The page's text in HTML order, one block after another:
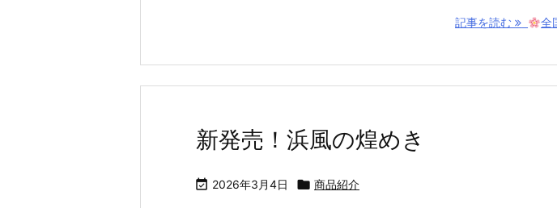
記事を読む 全
新発売！浜風の煌めき
 2026年3月4日  商品紹介